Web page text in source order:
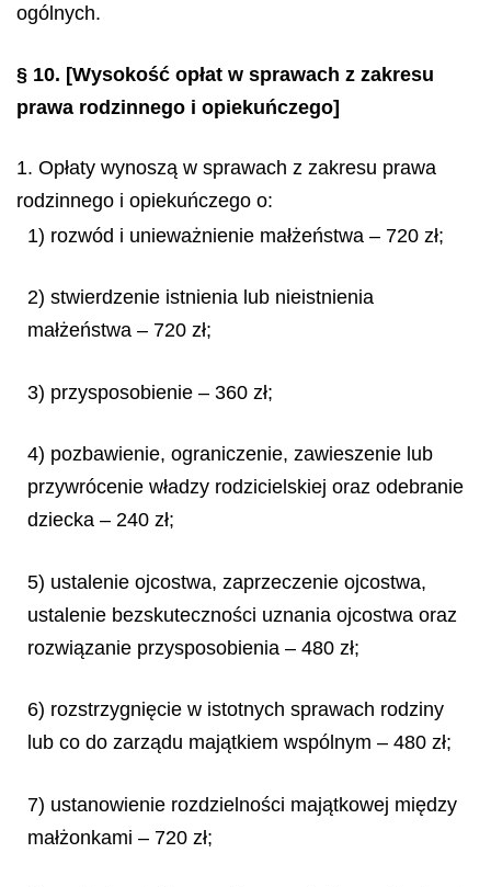
ogólnych.
§ 10. [Wysokość opłat w sprawach z zakresu
prawa rodzinnego i opiekuńczego]
1. Opłaty wynoszą w sprawach z zakresu prawa
rodzinnego i opiekuńczego o:
1) rozwód i unieważnienie małżeństwa – 720 zł;
2) stwierdzenie istnienia lub nieistnienia
małżeństwa – 720 zł;
3) przysposobienie – 360 zł;
4) pozbawienie, ograniczenie, zawieszenie lub
przywrócenie władzy rodzicielskiej oraz odebranie
dziecka – 240 zł;
5) ustalenie ojcostwa, zaprzeczenie ojcostwa,
ustalenie bezskuteczności uznania ojcostwa oraz
rozwiązanie przysposobienia – 480 zł;
6) rozstrzygnięcie w istotnych sprawach rodziny
lub co do zarządu majątkiem wspólnym – 480 zł;
7) ustanowienie rozdzielności majątkowej między
małżonkami – 720 zł;